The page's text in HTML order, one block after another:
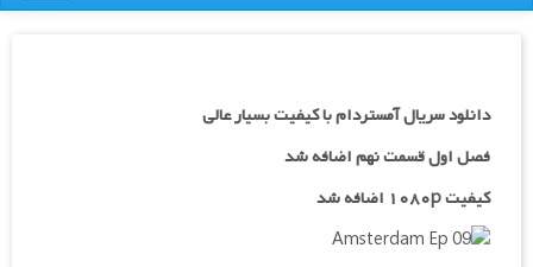
ناوبری
دانلود سریال آمستردام با کیفیت بسیار عالی
فصل اول قسمت نهم اضافه شد
کیفیت ۱۰۸۰p اضافه شد